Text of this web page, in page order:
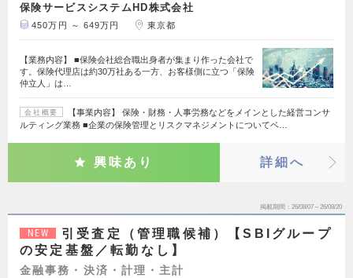
保険サービスシステムHD株式会社
450万円 ～ 649万円 東京都
【業務内容】 ■保険会社総合職出身者が集まり作った会社で
す。保険代理店は約30万社ある一方、お客様側に立つ「保険
仲立人」は…
会社概要
【事業内容】 保険・財務・人事労務などをメインとした経営コンサ
ルティング業務 ■企業の保険管理とリスクマネジメントについてベ…
興味あり 詳細へ
掲載期間 26/08/07～26/08/20
NEW
引受査定（管理職候補）【SBIグループ
の安定基盤／転勤なし】
金融事務・決済・計理・主計